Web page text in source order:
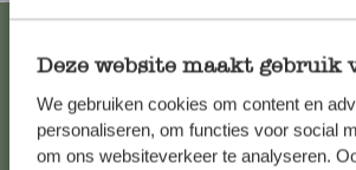
Deze website maakt gebruik
We gebruiken cookies om content en
personaliseren, om functies voor social
om ons websiteverkeer te analyseren.
Kundenservice/